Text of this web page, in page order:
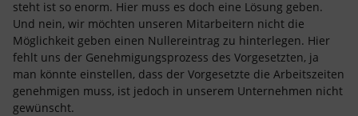
steht ist so enorm. Hier muss es doch eine Lösung geben.
Und nein, wir möchten unseren Mitarbeitern nicht die
Möglichkeit geben einen Nullereintrag zu hinterlegen. Hier
fehlt uns der Genehmigungsprozess des Vorgesetzten, ja
man könnte einstellen, dass der Vorgesetzte die Arbeitszeiten
genehmigen muss, ist jedoch in unserem Unternehmen nicht
gewünscht.